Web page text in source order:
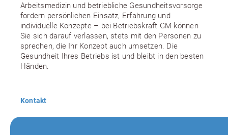
Arbeitsmedizin und betriebliche Gesundheitsvorsorge
fordern persönlichen Einsatz, Erfahrung und
individuelle Konzepte – bei Betriebskraft GM können
Sie sich darauf verlassen, stets mit den Personen zu
sprechen, die Ihr Konzept auch umsetzen. Die
Gesundheit Ihres Betriebs ist und bleibt in den besten
Händen.
Kontakt